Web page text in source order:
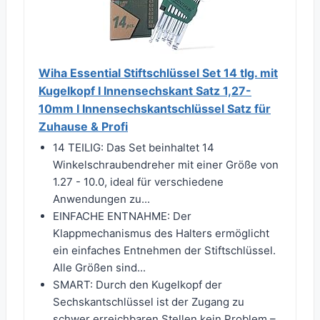
Wiha Essential Stiftschlüssel Set 14 tlg. mit
Kugelkopf I Innensechskant Satz 1,27-
10mm I Innensechskantschlüssel Satz für
Zuhause & Profi
14 TEILIG: Das Set beinhaltet 14
Winkelschraubendreher mit einer Größe von
1.27 - 10.0, ideal für verschiedene
Anwendungen zu...
EINFACHE ENTNAHME: Der
Klappmechanismus des Halters ermöglicht
ein einfaches Entnehmen der Stiftschlüssel.
Alle Größen sind...
SMART: Durch den Kugelkopf der
Sechskantschlüssel ist der Zugang zu